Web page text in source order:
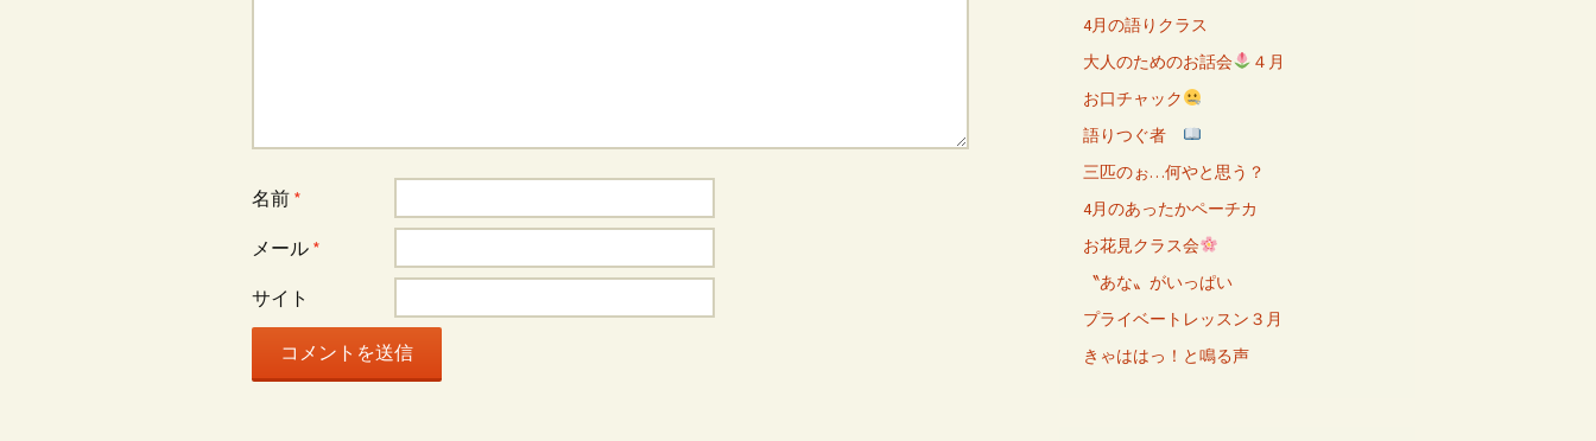
名前 *
メール *
サイト
4月の語りクラス
大人のためのお話会
４月
お口チャック
語りつぐ者
三匹のぉ…何やと思う？
4月のあったかペーチカ
お花見クラス会
〝あな〟がいっぱい
プライベートレッスン３月
きゃははっ！と鳴る声